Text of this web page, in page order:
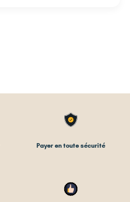
Payer en toute sécurité